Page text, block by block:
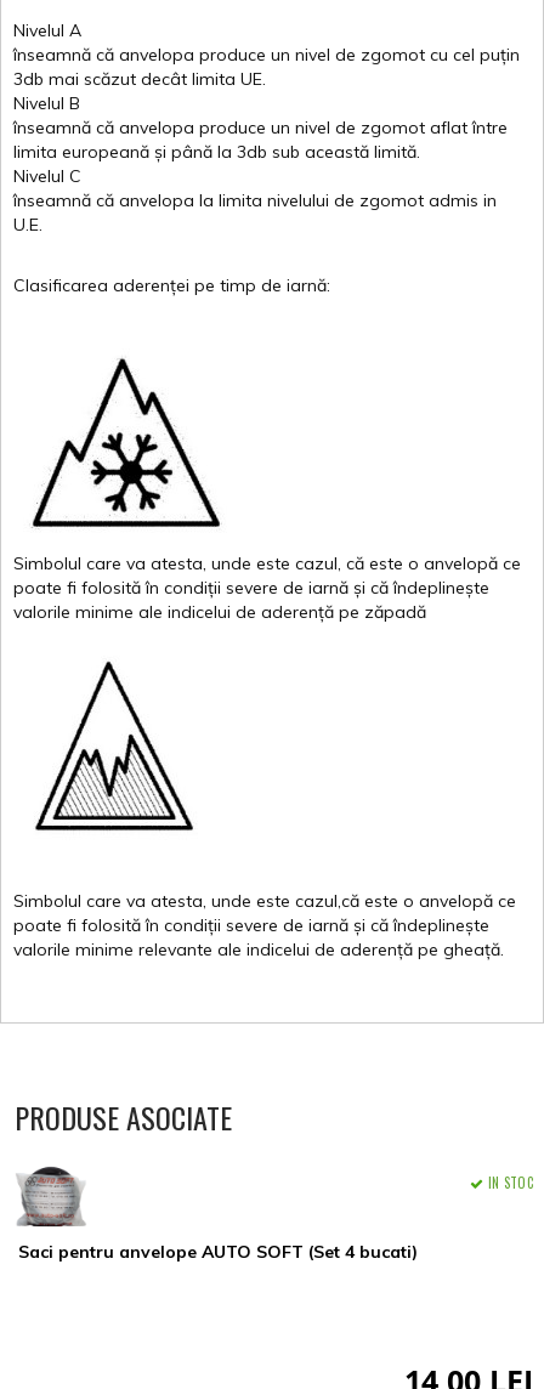
Nivelul A
înseamnă că anvelopa produce un nivel de zgomot cu cel puțin
3db mai scăzut decât limita UE.
Nivelul B
înseamnă că anvelopa produce un nivel de zgomot aflat între
limita europeană și până la 3db sub această limită.
Nivelul C
înseamnă că anvelopa la limita nivelului de zgomot admis in
U.E.
Clasificarea aderenței pe timp de iarnă:
Simbolul care va atesta, unde este cazul, că este o anvelopă ce
poate fi folosită în condiții severe de iarnă și că îndeplinește
valorile minime ale indicelui de aderență pe zăpadă
Simbolul care va atesta, unde este cazul,că este o anvelopă ce
poate fi folosită în condiții severe de iarnă și că îndeplinește
valorile minime relevante ale indicelui de aderență pe gheață.
PRODUSE ASOCIATE
Saci pentru anvelope AUTO SOFT (Set 4 bucati)
IN STOC
14,00 LEI